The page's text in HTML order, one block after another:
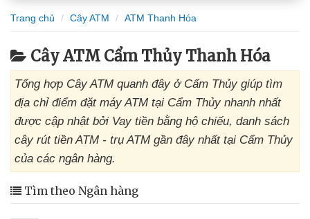
Trang chủ Cây ATM ATM Thanh Hóa
Cây ATM Cẩm Thủy Thanh Hóa
Tổng hợp Cây ATM quanh đây ở Cẩm Thủy giúp tìm
địa chỉ điểm đặt máy ATM tại Cẩm Thủy nhanh nhất
được cập nhật bởi Vay tiền bằng hộ chiếu, danh sách
cây rút tiền ATM - trụ ATM gần đây nhất tại Cẩm Thủy
của các ngân hàng.
Tìm theo Ngân hàng